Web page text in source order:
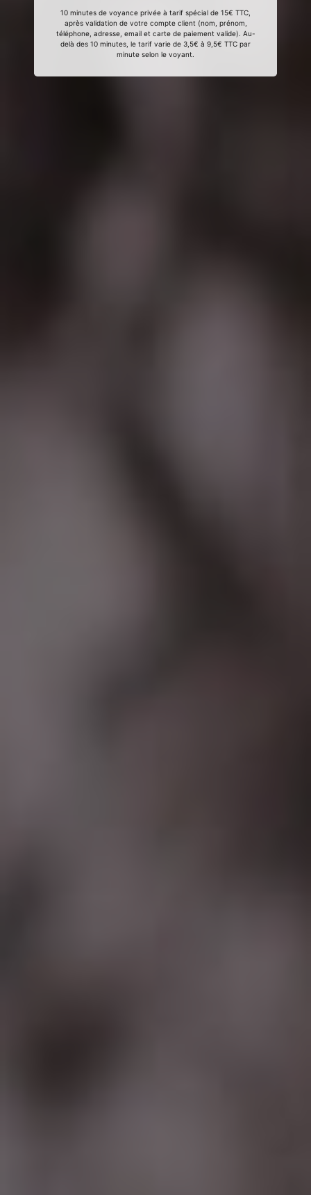
10 minutes de voyance privée à tarif spécial de 15€ TTC,
après validation de votre compte client (nom, prénom,
téléphone, adresse, email et carte de paiement valide). Au-
delà des 10 minutes, le tarif varie de 3,5€ à 9,5€ TTC par
minute selon le voyant.